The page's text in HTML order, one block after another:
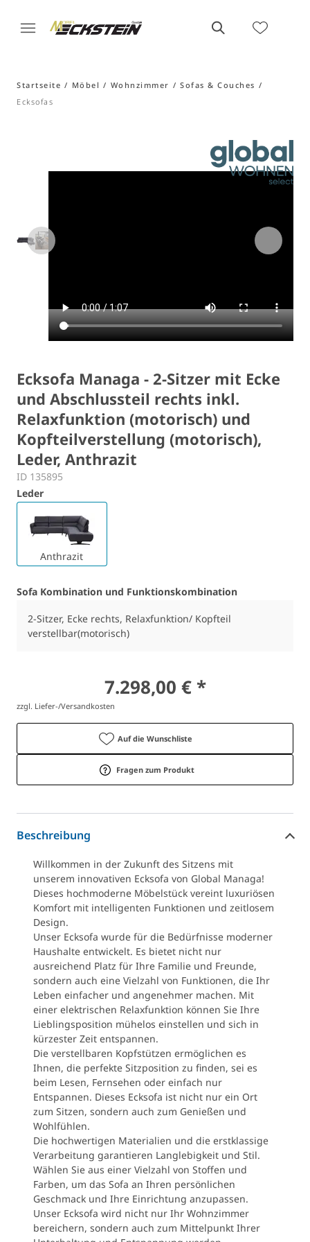
Startseite Möbel Wohnzimmer
Sofas & Couches
Ecksofas
Ecksofa Managa - 2-Sitzer mit Ecke
und Abschlussteil rechts inkl.
Relaxfunktion (motorisch) und
Kopfteilverstellung (motorisch),
Leder, Anthrazit
ID 135895
Leder
Anthrazit
Sofa Kombination und Funktionskombination
2-Sitzer, Ecke rechts, Relaxfunktion/ Kopfteil
verstellbar(motorisch)
7.298,00 € *
zzgl. Liefer-/Versandkosten
Auf die Wunschliste
Fragen zum Produkt
Beschreibung
Willkommen in der Zukunft des Sitzens mit
unserem innovativen Ecksofa von Global Managa!
Dieses hochmoderne Möbelstück vereint luxuriösen
Komfort mit intelligenten Funktionen und zeitlosem
Design.
Unser Ecksofa wurde für die Bedürfnisse moderner
Haushalte entwickelt. Es bietet nicht nur
ausreichend Platz für Ihre Familie und Freunde,
sondern auch eine Vielzahl von Funktionen, die Ihr
Leben einfacher und angenehmer machen. Mit
einer elektrischen Relaxfunktion können Sie Ihre
Lieblingsposition mühelos einstellen und sich in
kürzester Zeit entspannen.
Die verstellbaren Kopfstützen ermöglichen es
Ihnen, die perfekte Sitzposition zu finden, sei es
beim Lesen, Fernsehen oder einfach nur
Entspannen. Dieses Ecksofa ist nicht nur ein Ort
zum Sitzen, sondern auch zum Genießen und
Wohlfühlen.
Die hochwertigen Materialien und die erstklassige
Verarbeitung garantieren Langlebigkeit und Stil.
Wählen Sie aus einer Vielzahl von Stoffen und
Farben, um das Sofa an Ihren persönlichen
Geschmack und Ihre Einrichtung anzupassen.
Unser Ecksofa wird nicht nur Ihr Wohnzimmer
bereichern, sondern auch zum Mittelpunkt Ihrer